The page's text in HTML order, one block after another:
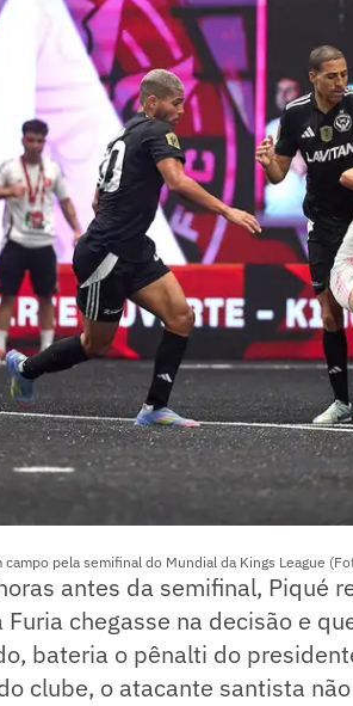
campo pela semifinal do Mundial da Kings League
antes da semifinal, Piqué
Furia chegasse na decisão e
bateria o pênalti do
clube, o atacante santista